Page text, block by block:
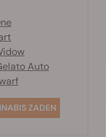
Auto
ZADEN